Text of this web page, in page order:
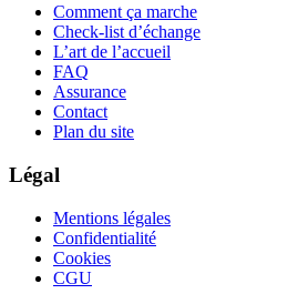
Comment ça marche
Check-list d’échange
L’art de l’accueil
FAQ
Assurance
Contact
Plan du site
Légal
Mentions légales
Confidentialité
Cookies
CGU